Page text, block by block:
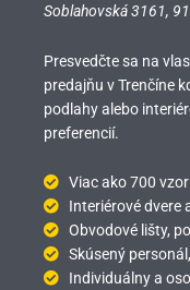
Soblahovská 3161,
Presvedčte sa na
predajňu v Trenčíne
podlahy alebo
preferencií.
Viac ako 700
Interiérové dvere
Obvodové lišty,
Skúsený
Individuálny a